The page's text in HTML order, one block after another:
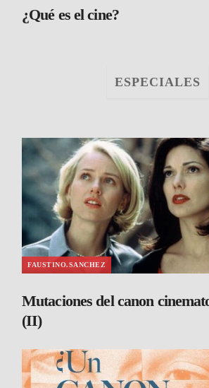
¿Qué es el cine?
ESPECIALES
FAUSTINO.SANCHEZ
Mutaciones del canon
(II)